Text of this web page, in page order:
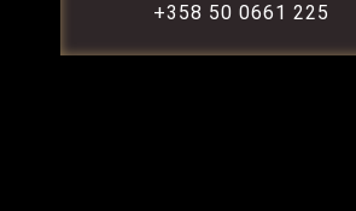
+358 50 0661 225